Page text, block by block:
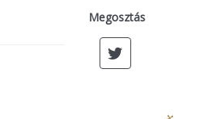
Megosztás